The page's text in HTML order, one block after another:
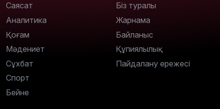
Саясат
Аналитика
Қоғам
Мәдениет
Сұхбат
Спорт
Бейне
Біз туралы
Жарнама
Байланыс
Құпиялылық
Пайдалану ережесі